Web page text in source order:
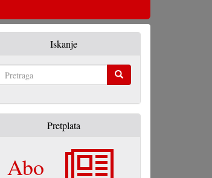
Iskanje
Pretplata
Abo